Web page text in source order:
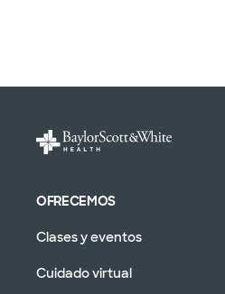
OFRECEMOS
Clases y eventos
Cuidado virtual